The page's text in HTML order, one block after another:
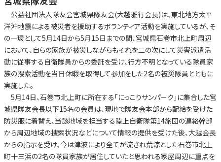
公益社団法人隊友会宮城県隊友会(大越雅行会長)は、東北地方太平
洋沖地震による被災者を援助するボランティア活動を実施しているが、そ
の一環として5月14日から5月15日までの間、宮城県石巻市北上町周辺
において、自らの家族が被災しながらもそれを二の次にして災害派遣活
動に従事する自衛隊員からの委託を受け、行方不明となっている隊員家
族の捜索活動を当日休暇を取得して参加をした2名の被災隊員とともに
実施した。
5月14日、石巻市北上町に所在する「にっこりサンパーク」に集合した宮
城県隊友会長以下15名の会員は、現地で隊友会本部から配給を受けた
防災服に着替え、当該地域を担当する陸上自衛隊第14旅団の連絡幹部
から周辺地域の捜索状況などについて情報の提供を受けた後、大越会長
からの指示を受け、今は津波により全てが流され荒涼とした石巻市北上
町十三浜の2名の隊員家族が居住していたと思われる家屋周辺に重点を